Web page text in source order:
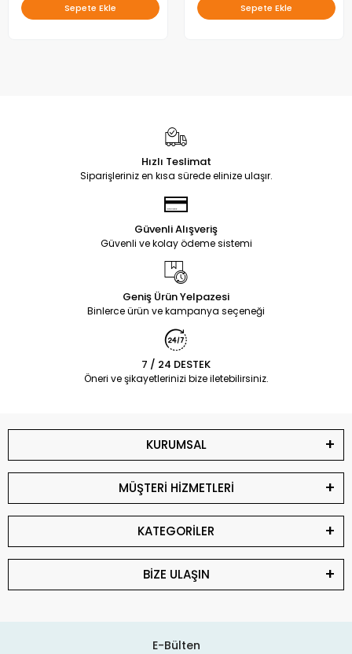
Sepete Ekle Sepete Ekle
Hızlı Teslimat
Siparişleriniz en kısa sürede elinize ulaşır.
Güvenli Alışveriş
Güvenli ve kolay ödeme sistemi
Geniş Ürün Yelpazesi
Binlerce ürün ve kampanya seçeneği
7 / 24 DESTEK
Öneri ve şikayetlerinizi bize iletebilirsiniz.
KURUMSAL
MÜŞTERİ HİZMETLERİ
KATEGORİLER
BİZE ULAŞIN
E-Bülten